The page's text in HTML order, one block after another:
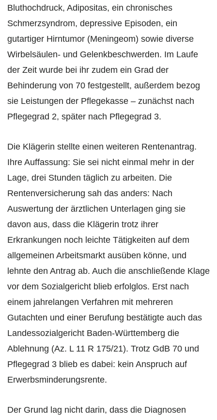
Bluthochdruck, Adipositas, ein chronisches
Schmerzsyndrom, depressive Episoden, ein
gutartiger Hirntumor (Meningeom) sowie diverse
Wirbelsäulen- und Gelenkbeschwerden. Im Laufe
der Zeit wurde bei ihr zudem ein Grad der
Behinderung von 70 festgestellt, außerdem bezog
sie Leistungen der Pflegekasse – zunächst nach
Pflegegrad 2, später nach Pflegegrad 3.
Die Klägerin stellte einen weiteren Rentenantrag.
Ihre Auffassung: Sie sei nicht einmal mehr in der
Lage, drei Stunden täglich zu arbeiten. Die
Rentenversicherung sah das anders: Nach
Auswertung der ärztlichen Unterlagen ging sie
davon aus, dass die Klägerin trotz ihrer
Erkrankungen noch leichte Tätigkeiten auf dem
allgemeinen Arbeitsmarkt ausüben könne, und
lehnte den Antrag ab. Auch die anschließende Klage
vor dem Sozialgericht blieb erfolglos. Erst nach
einem jahrelangen Verfahren mit mehreren
Gutachten und einer Berufung bestätigte auch das
Landessozialgericht Baden-Württemberg die
Ablehnung (Az. L 11 R 175/21). Trotz GdB 70 und
Pflegegrad 3 blieb es dabei: kein Anspruch auf
Erwerbsminderungsrente.
Der Grund lag nicht darin, dass die Diagnosen